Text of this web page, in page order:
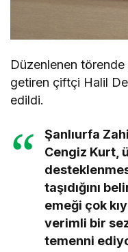
Düzenlenen
getiren çiftçi Halil
edildi.
Şanlıurfa
Cengiz Kurt,
taşıdığını
emeği çok
verimli bir
temenni